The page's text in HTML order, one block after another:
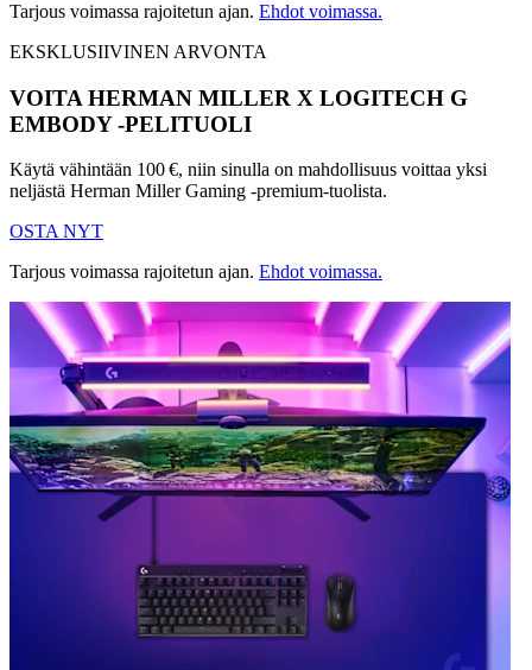
Tarjous voimassa rajoitetun ajan. Ehdot voimassa.
EKSKLUSIIVINEN ARVONTA
VOITA HERMAN MILLER X LOGITECH G
EMBODY -PELITUOLI
Käytä vähintään 100 €, niin sinulla on mahdollisuus voittaa yksi
neljästä Herman Miller Gaming -premium-tuolista.
OSTA NYT
Tarjous voimassa rajoitetun ajan. Ehdot voimassa.